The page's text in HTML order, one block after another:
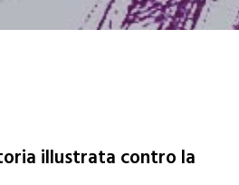
illustrata contro la